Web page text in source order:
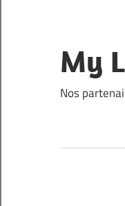
content
My
Nos